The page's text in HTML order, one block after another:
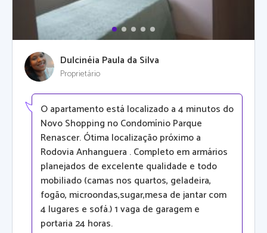
Dulcinéia Paula da Silva
Proprietário
O apartamento está localizado a 4 minutos do
Novo Shopping no Condomínio Parque
Renascer. Ótima localização próximo a
Rodovia Anhanguera . Completo em armários
planejados de excelente qualidade e todo
mobiliado (camas nos quartos, geladeira,
fogão, microondas,sugar,mesa de jantar com
4 lugares e sofá.) 1 vaga de garagem e
portaria 24 horas.